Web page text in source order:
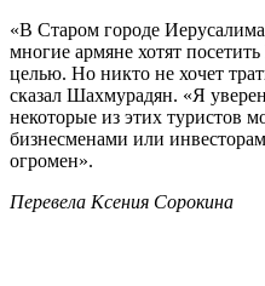
«В Старом городе
многие армяне хотят
целью. Но никто не хочет
сказал Шахмурадян. «Я
некоторые из этих туристов
бизнесменами или
огромен».
Перевела Ксения Сорокина